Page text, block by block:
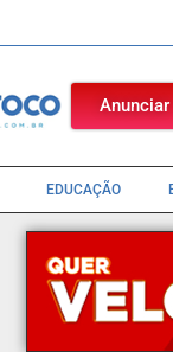
Anunciar
EDUCAÇÃO